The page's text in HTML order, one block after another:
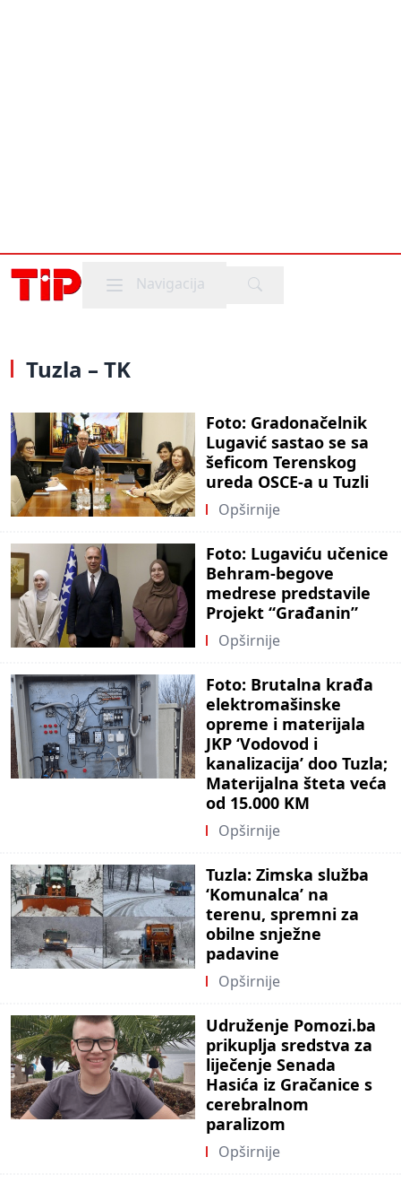
Mobile menu
Navigacija
Tuzla – TK
Foto: Gradonačelnik
Lugavić sastao se sa
šeficom Terenskog
ureda OSCE-a u Tuzli
Opširnije
Foto: Lugaviću učenice
Behram-begove
medrese predstavile
Projekt “Građanin”
Opširnije
Foto: Brutalna krađa
elektromašinske
opreme i materijala
JKP ‘Vodovod i
kanalizacija’ doo Tuzla;
Materijalna šteta veća
od 15.000 KM
Opširnije
Tuzla: Zimska služba
‘Komunalca’ na
terenu, spremni za
obilne snježne
padavine
Opširnije
Udruženje Pomozi.ba
prikuplja sredstva za
liječenje Senada
Hasića iz Gračanice s
cerebralnom
paralizom
Opširnije